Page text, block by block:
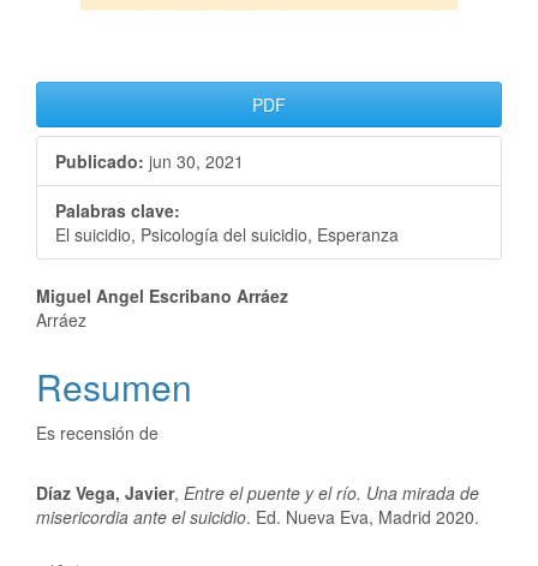
PDF
Publicado: jun 30, 2021
Palabras clave:
El suicidio, Psicología del suicidio, Esperanza
Miguel Angel Escribano Arráez
Arráez
Resumen
Es recensión de
Díaz Vega, Javier, Entre el puente y el río. Una mirada de
misericordia ante el suicidio. Ed. Nueva Eva, Madrid 2020.